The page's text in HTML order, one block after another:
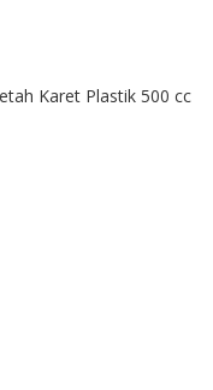
Karet Plastik 500 cc